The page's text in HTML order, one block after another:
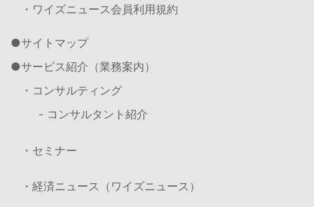
・ワイズニュース会員利用規約
サイトマップ
サービス紹介（業務案内）
・コンサルティング
- コンサルタント紹介
・セミナー
・経済ニュース（ワイズニュース）